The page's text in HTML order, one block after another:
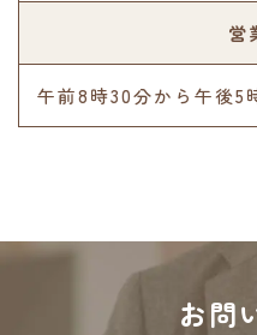
営
午前8時30分から午後5
お問